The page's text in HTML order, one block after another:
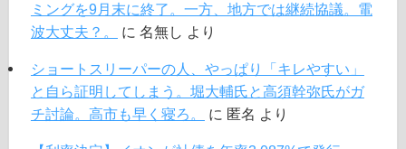
ミングを9月末に終了。一方、地方では継続協議。電
波大丈夫？。
に 名無し より
ショートスリーパーの人、やっぱり「キレやすい」
と自ら証明してしまう。堀大輔氏と高須幹弥氏がガ
チ討論。高市も早く寝ろ。
に 匿名 より